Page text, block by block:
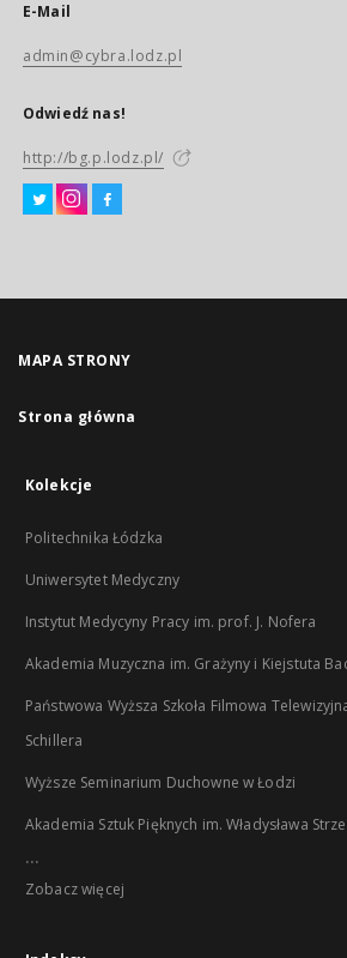
E-Mail
admin@cybra.lodz.pl
Odwiedź nas!
http://bg.p.lodz.pl/
MAPA STRONY
Strona główna
Kolekcje
Politechnika Łódzka
Uniwersytet Medyczny
Instytut Medycyny Pracy im. prof. J. Nofera
Akademia Muzyczna im. Grażyny i Kiejstuta
Państwowa Wyższa Szkoła Filmowa
Schillera
Wyższe Seminarium Duchowne w Łodzi
Akademia Sztuk Pięknych im. Władysława
...
Zobacz więcej